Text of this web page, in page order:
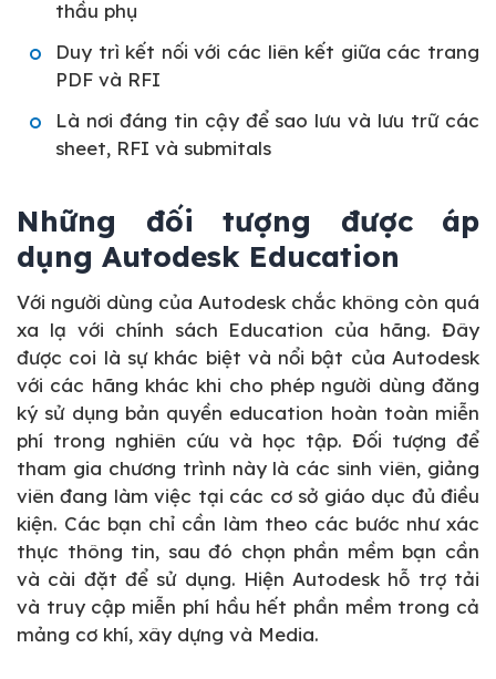
thầu phụ
Duy trì kết nối với các liên kết giữa các trang
PDF và RFI
Là nơi đáng tin cậy để sao lưu và lưu trữ các
sheet, RFI và submitals
Những đối tượng được áp
dụng Autodesk Education
Với người dùng của Autodesk chắc không còn quá
xa lạ với chính sách Education của hãng. Đây
được coi là sự khác biệt và nổi bật của Autodesk
với các hãng khác khi cho phép người dùng đăng
ký sử dụng bản quyền education hoàn toàn miễn
phí trong nghiên cứu và học tập. Đối tượng để
tham gia chương trình này là các sinh viên, giảng
viên đang làm việc tại các cơ sở giáo dục đủ điều
kiện. Các bạn chỉ cần làm theo các bước như xác
thực thông tin, sau đó chọn phần mềm bạn cần
và cài đặt để sử dụng. Hiện Autodesk hỗ trợ tải
và truy cập miễn phí hầu hết phần mềm trong cả
mảng cơ khí, xây dựng và Media.